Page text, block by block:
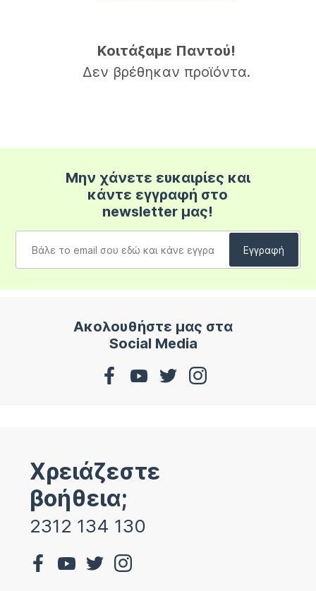
Κοιτάξαμε Παντού!
Δεν βρέθηκαν προϊόντα.
Μην χάνετε ευκαιρίες και
κάντε εγγραφή στο
newsletter μας!
Ακολουθήστε μας στα
Social Media
Χρειάζεστε
βοήθεια;
2312 134 130